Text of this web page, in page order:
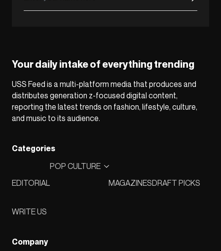
Your daily intake of everything trending
USS Feed is a multi-platform media that produces and
distributes generation z-focused digital content,
reporting the latest trends on fashion, lifestyle, culture,
and music to its audience.
Categories
EDITORIAL
POP CULTURE
MAGAZINESDRAFT PICKS
WRITE US
Company